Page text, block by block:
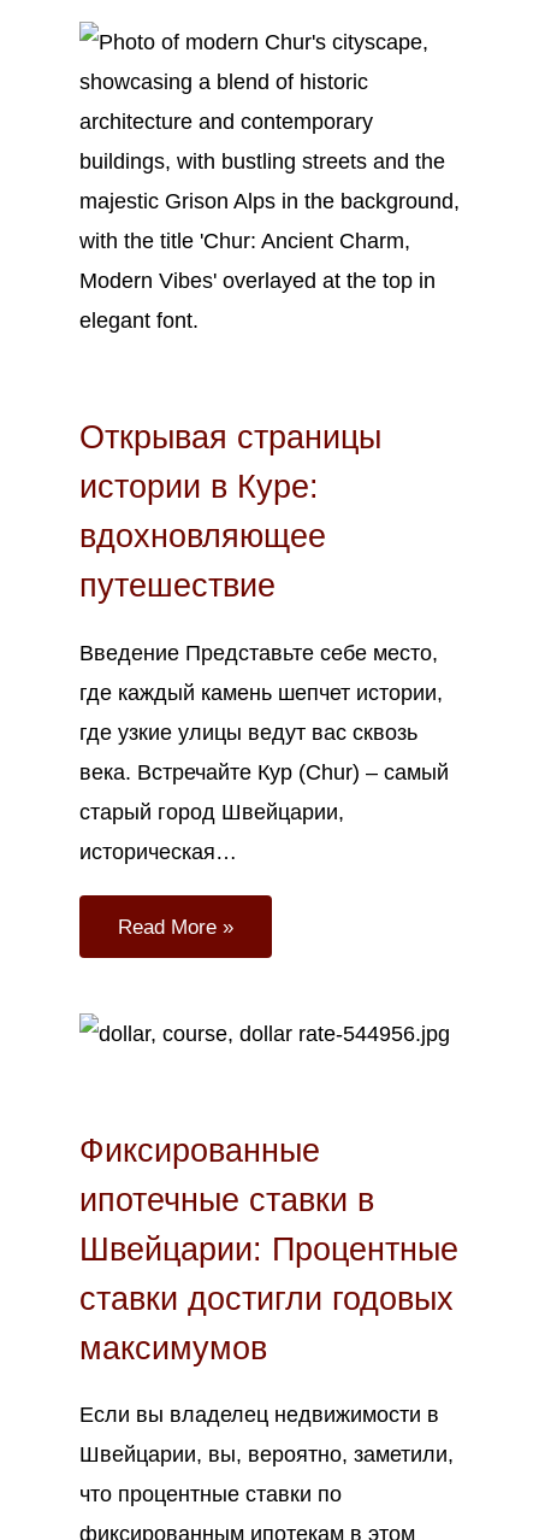
Открывая страницы
истории в Куре:
вдохновляющее
путешествие
Введение Представьте себе место,
где каждый камень шепчет истории,
где узкие улицы ведут вас сквозь
века. Встречайте Кур (Chur) – самый
старый город Швейцарии,
историческая…
Read More »
Фиксированные
ипотечные ставки в
Швейцарии: Процентные
ставки достигли годовых
максимумов
Если вы владелец недвижимости в
Швейцарии, вы, вероятно, заметили,
что процентные ставки по
фиксированным ипотекам в этом